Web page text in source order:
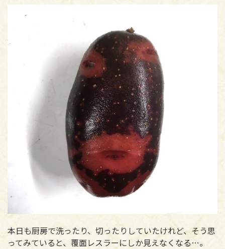
本日も厨房で洗ったり、切ったりしていたけれど、そう思
ってみていると、覆面レスラーにしか見えなくなる…。